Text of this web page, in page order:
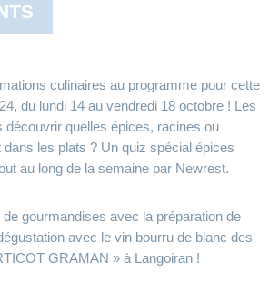
culinaires au programme pour cette
du lundi 14 au vendredi 18 octobre ! Les
découvrir quelles épices, racines ou
les plats ? Un quiz spécial épices
au long de la semaine par Newrest.
gourmandises avec la préparation de
avec le vin bourru de blanc des
GRAMAN » à Langoiran !